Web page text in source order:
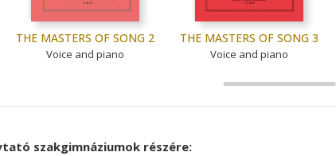
THE MASTERS OF SONG 2
Voice and piano
THE MASTERS OF SONG 3
Voice and piano
szakgimnáziumok részére: